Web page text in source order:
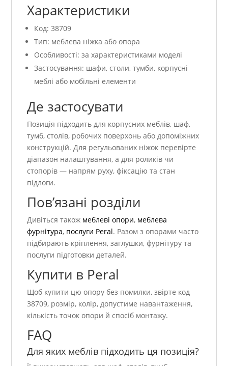
Характеристики
Код: 38709
Тип: меблева ніжка або опора
Особливості: за характеристиками моделі
Застосування: шафи, столи, тумби, корпусні
меблі або мобільні елементи
Де застосувати
Позиція підходить для корпусних меблів, шаф,
тумб, столів, робочих поверхонь або допоміжних
конструкцій. Для регульованих ніжок перевірте
діапазон налаштування, а для роликів чи
стопорів — напрям руху, фіксацію та стан
підлоги.
Пов’язані розділи
Дивіться також меблеві опори, меблева
фурнітура, послуги Peral. Разом з опорами часто
підбирають кріплення, заглушки, фурнітуру та
послуги підготовки деталей.
Купити в Peral
Щоб купити цю опору без помилки, звірте код
38709, розмір, колір, допустиме навантаження,
кількість точок опори й спосіб монтажу.
FAQ
Для яких меблів підходить ця позиція?